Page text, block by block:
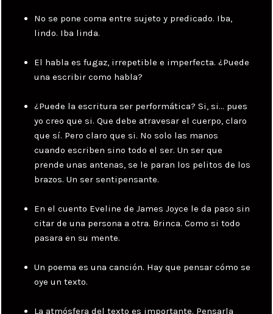
No se pone coma entre sujeto y predicado. Iba,
lindo. Iba linda.
El habla es fugaz, irrepetible e imperfecta. ¿Puede
una escribir como habla?
¿Puede la escritura ser performática? Si, si… pues
yo creo que si. Que debe atravesar el cuerpo, claro
que sí. Pero claro que si. No solo las manos
cuando escriben sino todo el ser. Un ser que
prende unas antenas, se le paran los pelitos de los
brazos. Un ser sentipensante.
En el cuento Eveline de James Joyce le da paso sin
citar de una persona a otra. Brinca. Como si todo
pasara en su mente.
Un poema es una canción. Hay que pensar cómo se
oye un texto.
La atmósfera del texto es importante. Pensarla